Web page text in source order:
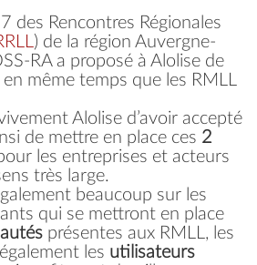
des Rencontres Régionales
) de la région Auvergne-
RA a proposé à Alolise de
même temps que les RMLL
Alolise d’avoir accepté
de mettre en place ces 2
les entreprises et acteurs
très large.
beaucoup sur les
qui se mettront en place
présentes aux RMLL, les
les utilisateurs